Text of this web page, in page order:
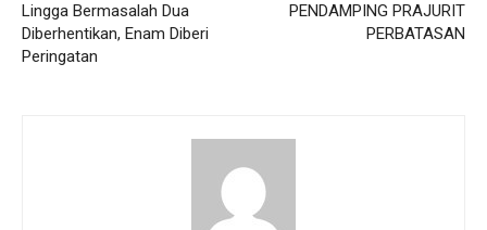
Lingga Bermasalah Dua
Diberhentikan, Enam Diberi
Peringatan
PENDAMPING PRAJURIT
PERBATASAN